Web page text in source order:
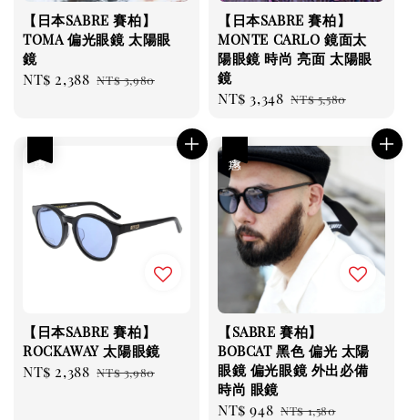
【日本SABRE 賽柏】
TOMA 偏光眼鏡 太陽眼
鏡
Sale
NT$ 2,388 Regular
NT$ 3,980
【日本SABRE 賽柏】
MONTE CARLO 鏡面太
陽眼鏡 時尚 亮面 太陽眼
鏡
Sale
NT$ 3,348 Regular
NT$ 5,580
【日本SABRE 賽柏】
ROCKAWAY 太陽眼鏡
Sale
NT$ 2,388 Regular
NT$ 3,980
【SABRE 賽柏】
BOBCAT 黑色 偏光 太陽
眼鏡 偏光眼鏡 外出必備
時尚 眼鏡
Sale
NT$ 948 Regular
NT$ 1,580